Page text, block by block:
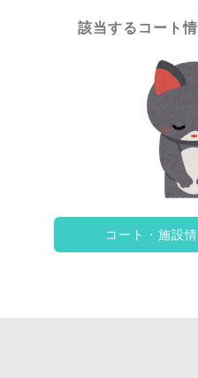
該当するコート
コート・施設